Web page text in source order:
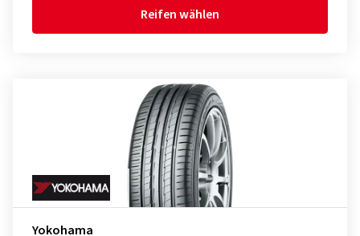
Reifen wählen
Yokohama